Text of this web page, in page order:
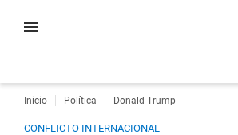
Inicio Política Donald Trump
CONFLICTO INTERNACIONAL